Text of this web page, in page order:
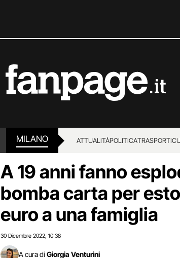
MILANO ATTUALITÀPOLITICATRASPORTI
A 19 anni fanno
bomba carta per
euro a una famiglia
30 Dicembre 2022 10:38
A cura di Giorgia Venturini